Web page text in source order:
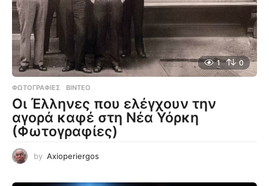
1 0
ΦΩΤΟΓΡΑΦΊΕΣ ,ΒΊΝΤΕΟ
Οι Έλληνες που ελέγχουν την
αγορά καφέ στη Νέα Υόρκη
(Φωτογραφίες)
by Axioperiergos